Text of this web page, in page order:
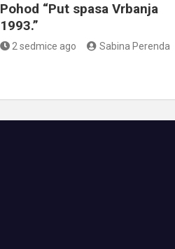
Pohod “Put spasa Vrbanja
1993.”
2 sedmice ago Sabina Perenda